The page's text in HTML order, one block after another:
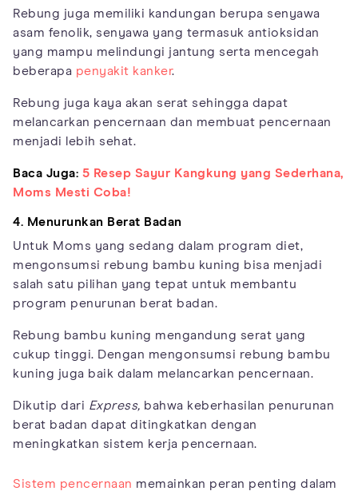
Rebung juga memiliki kandungan berupa senyawa
asam fenolik, senyawa yang termasuk antioksidan
yang mampu melindungi jantung serta mencegah
beberapa penyakit kanker.
Rebung juga kaya akan serat sehingga dapat
melancarkan pencernaan dan membuat pencernaan
menjadi lebih sehat.
Baca Juga: 5 Resep Sayur Kangkung yang Sederhana,
Moms Mesti Coba!
4. Menurunkan Berat Badan
Untuk Moms yang sedang dalam program diet,
mengonsumsi rebung bambu kuning bisa menjadi
salah satu pilihan yang tepat untuk membantu
program penurunan berat badan.
Rebung bambu kuning mengandung serat yang
cukup tinggi. Dengan mengonsumsi rebung bambu
kuning juga baik dalam melancarkan pencernaan.
Dikutip dari Express, bahwa keberhasilan penurunan
berat badan dapat ditingkatkan dengan
meningkatkan sistem kerja pencernaan.
Sistem pencernaan memainkan peran penting dalam